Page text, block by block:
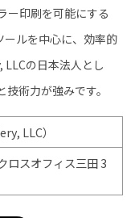
ー印刷を可能にする
ルを中心に、効率的
の日本法人とし
術力が強みです。
LLC）
ロスオフィス三田 3